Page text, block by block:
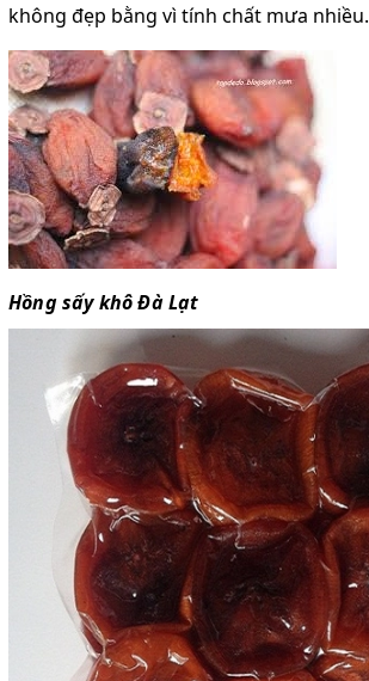
không đẹp bằng vì tính chất mưa nhiều.
Hồng sấy khô Đà Lạt